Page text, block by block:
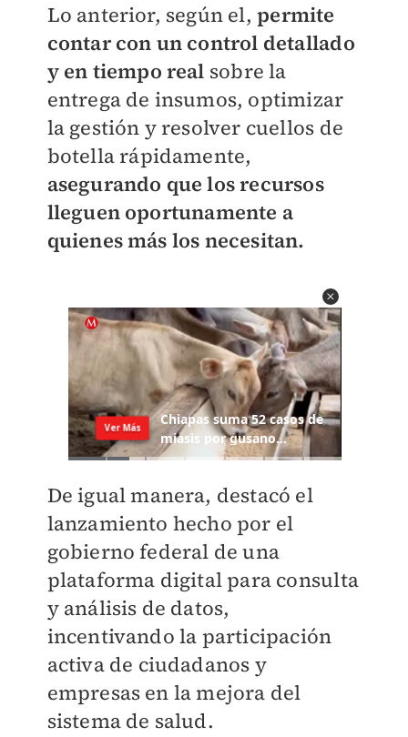
Lo anterior, según el,permite
contar con un control detallado
y en tiempo real sobre la
entrega de insumos, optimizar
la gestión y resolver cuellos de
botella rápidamente,
asegurando que los recursos
lleguen oportunamente a
quienes más los necesitan.
De igual manera, destacó el
lanzamiento hecho por el
gobierno federal de una
plataforma digital para consulta
y análisis de datos,
incentivando la participación
activa de ciudadanos y
empresas en la mejora del
sistema de salud.